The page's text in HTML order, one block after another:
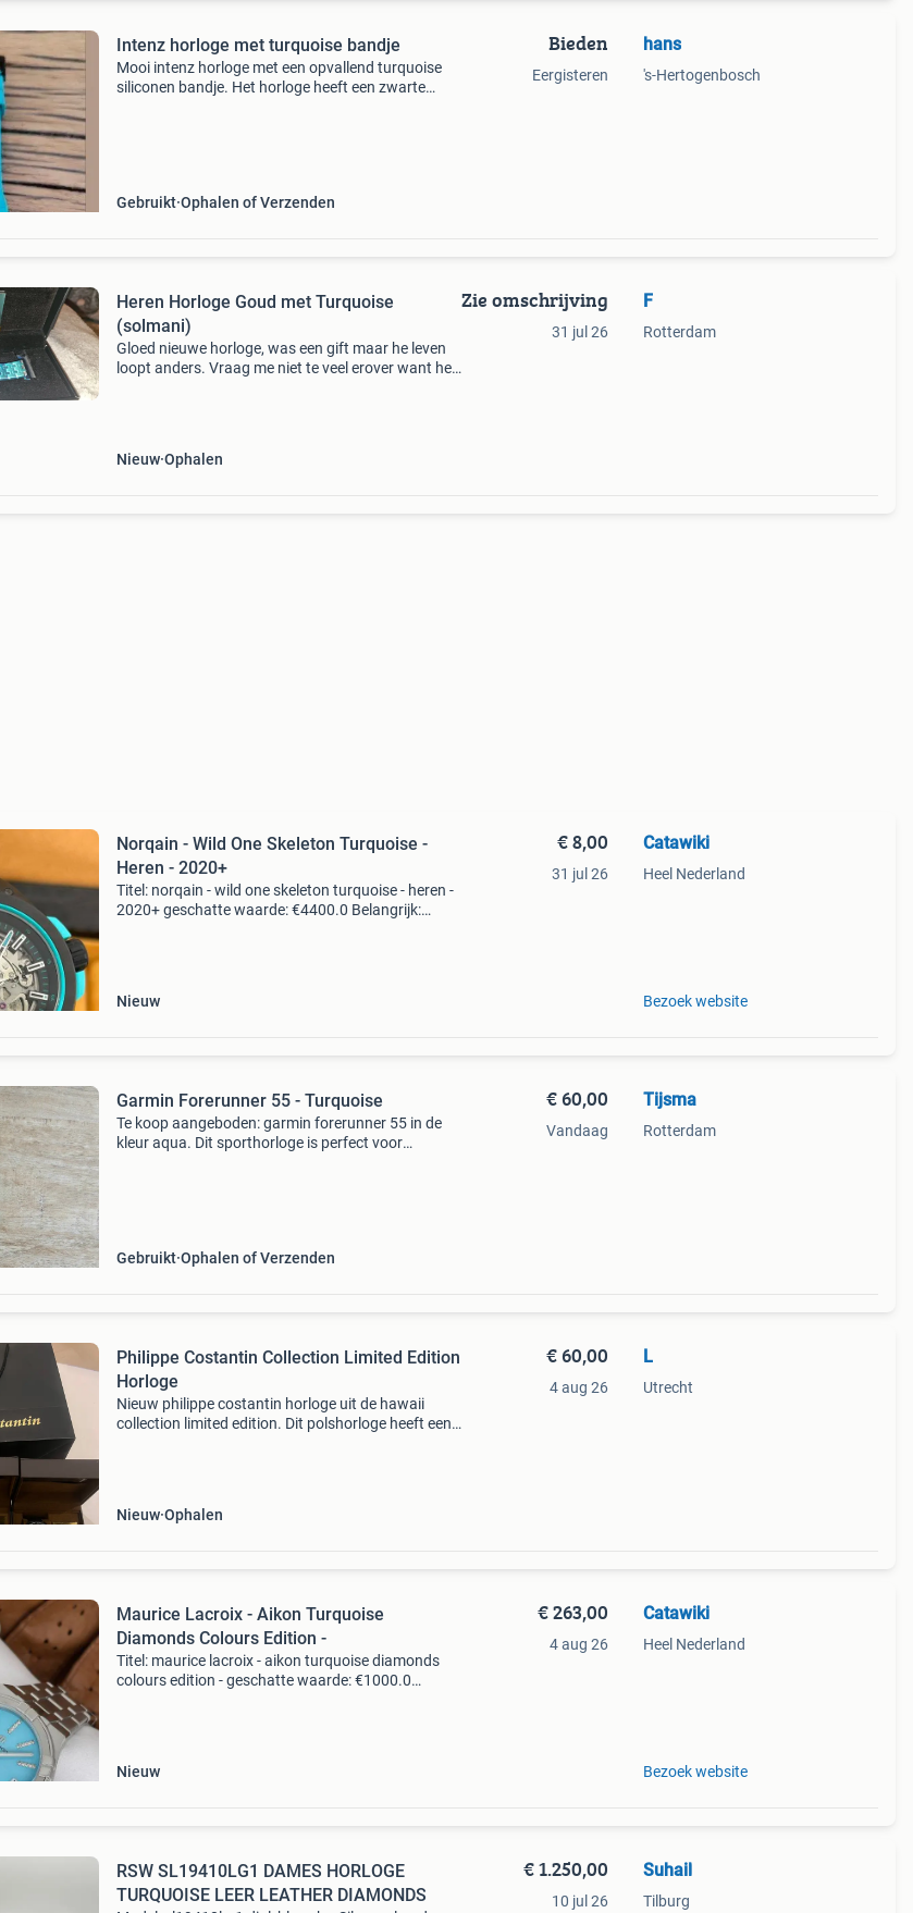
Intenz horloge met turquoise bandje
Mooi intenz horloge met een opvallend turquoise
siliconen bandje. Het horloge heeft een zwarte
Gebruikt Ophalen of Verzenden
Bieden
Eergisteren
hans
's-Hertogenbosch
Heren Horloge Goud met Turquoise
(solmani)
Gloed nieuwe horloge, was een gift maar he leven
loopt anders. Vraag me niet te veel erover want heb
Nieuw Ophalen
Zie omschrijving
31 jul 26
F
Rotterdam
Norqain - Wild One Skeleton Turquoise -
Heren - 2020+
Titel: norqain - wild one skeleton turquoise - heren -
2020+ geschatte waarde: €4400.0 Belangrijk:
Nieuw
€ 8,00
31 jul 26
Catawiki
Heel Nederland
Bezoek website
Garmin Forerunner 55 - Turquoise
Te koop aangeboden: garmin forerunner 55 in de
kleur aqua. Dit sporthorloge is perfect voor
Gebruikt Ophalen of Verzenden
€ 60,00
Vandaag
Tijsma
Rotterdam
Philippe Costantin Collection Limited Edition
Horloge
Nieuw philippe costantin horloge uit de hawaii
collection limited edition. Dit polshorloge heeft een
Nieuw Ophalen
€ 60,00
4 aug 26
L
Utrecht
Maurice Lacroix - Aikon Turquoise
Diamonds Colours Edition -
Titel: maurice lacroix - aikon turquoise diamonds
colours edition - geschatte waarde: €1000.0
Nieuw
€ 263,00
4 aug 26
Catawiki
Heel Nederland
Bezoek website
RSW SL19410LG1 DAMES HORLOGE
TURQUOISE LEER LEATHER DIAMONDS
€ 1.250,00
10 jul 26
Suhail
Tilburg